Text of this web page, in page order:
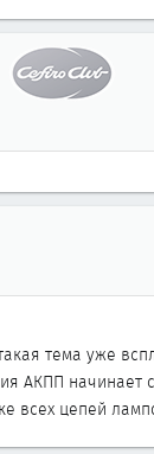
тема уже
АКПП начинает
всех цепей